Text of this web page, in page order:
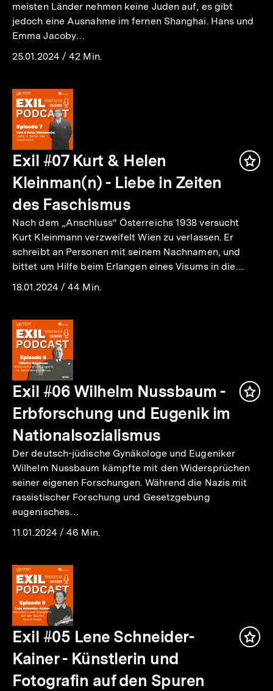
meisten Länder nehmen keine Juden auf, es gibt
jedoch eine Ausnahme im fernen Shanghai. Hans und
Emma Jacoby…
25.01.2024 /42 Min.
Exil #07 Kurt & Helen
Kleinman(n) - Liebe in Zeiten
des Faschismus
Nach dem „Anschluss“ Österreichs 1938 versucht
Kurt Kleinmann verzweifelt Wien zu verlassen. Er
schreibt an Personen mit seinem Nachnamen, und
bittet um Hilfe beim Erlangen eines Visums in die…
18.01.2024 /44 Min.
Exil #06 Wilhelm Nussbaum -
Erbforschung und Eugenik im
Nationalsozialismus
Der deutsch-jüdische Gynäkologe und Eugeniker
Wilhelm Nussbaum kämpfte mit den Widersprüchen
seiner eigenen Forschungen. Während die Nazis mit
rassistischer Forschung und Gesetzgebung
eugenisches…
11.01.2024 /46 Min.
Exil #05 Lene Schneider-
Kainer - Künstlerin und
Fotografin auf den Spuren